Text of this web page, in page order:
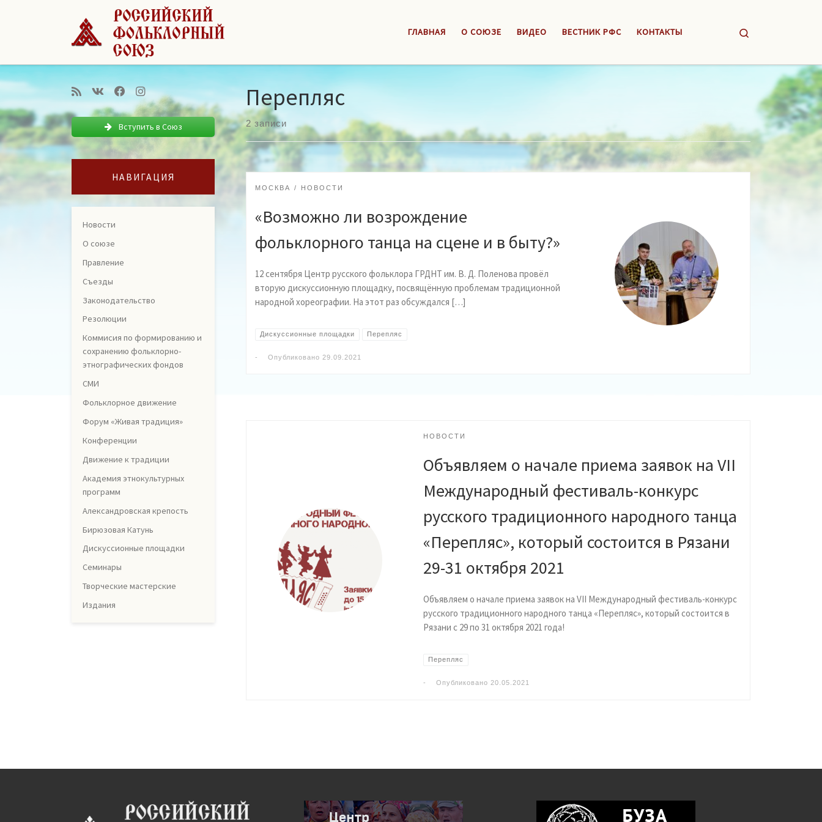
Перейти к содержимому
ГЛАВНАЯ О СОЮЗЕ ВИДЕО ВЕСТНИК РФС КОНТАКТЫ
Перепляс
2 записи
МОСКВА НОВОСТИ
«Возможно ли возрождение
фольклорного танца на сцене и в быту?»
12 сентября Центр русского фольклора ГРДНТ им. В. Д. Поленова провёл
вторую дискуссионную площадку, посвящённую проблемам традиционной
народной хореографии. На этот раз обсуждался […]
Дискуссионные площадки Перепляс
- Опубликовано 29.09.2021
НОВОСТИ
Объявляем о начале приема заявок на VII
Международный фестиваль-конкурс
русского традиционного народного танца
«Перепляс», который состоится в Рязани
29-31 октября 2021
Объявляем о начале приема заявок на VII Международный фестиваль-конкурс
русского традиционного народного танца «Перепляс», который состоится в
Рязани с 29 по 31 октября 2021 года!
Перепляс
- Опубликовано 20.05.2021
Вступить в Союз
НАВИГАЦИЯ
Новости
О союзе
Правление
Съезды
Законодательство
Резолюции
Коммисия по формированию и
сохранению фольклорно-
этнографических фондов
СМИ
Фольклорное движение
Форум «Живая традиция»
Конференции
Движение к традиции
Академия этнокультурных
программ
Александровская крепость
Бирюзовая Катунь
Дискуссионные площадки
Семинары
Творческие мастерские
Издания